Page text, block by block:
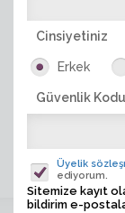
Cinsiyetiniz
Erkek
Güvenlik Kodu
Üyelik
ediyorum.
Sitemize kayıt
bildirim e-